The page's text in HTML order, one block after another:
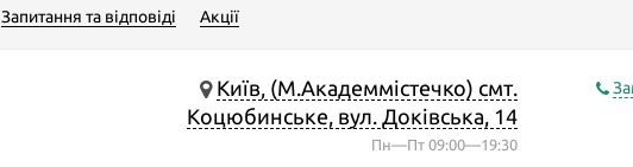
Запитання та відповіді Акції
Київ, (М.Академмістечко) смт.
Коцюбинське, вул. Доківська, 14
Пн—Пт 09:00—19:30